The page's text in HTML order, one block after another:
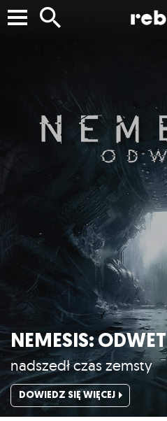
NEMESIS: ODWET
nadszedł czas zemsty
DOWIEDZ SIĘ WIĘCEJ